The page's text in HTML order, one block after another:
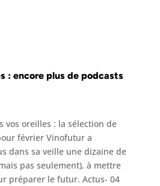
: encore plus de podcasts
vos oreilles : la sélection de
février Vinofutur a
dans sa veille une dizaine de
pas seulement), à mettre
préparer le futur. Actus- 04